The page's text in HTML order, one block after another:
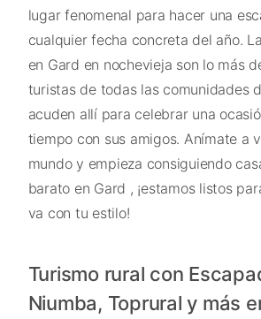
lugar fenomenal para hacer una
cualquier fecha concreta del año.
en Gard en nochevieja son lo más
turistas de todas las comunidades
acuden allí para celebrar una
tiempo con sus amigos. Anímate a
mundo y empieza consiguiendo
barato en Gard , ¡estamos listos
va con tu estilo!
Turismo rural con
Niumba, Toprural y más